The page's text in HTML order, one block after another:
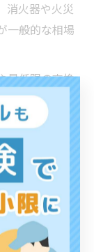
消火器や火災
一般的な相場
最低限の交換
スクが高ま
を無視する
る可能性が
な点検と交
ミングで交
もりを取